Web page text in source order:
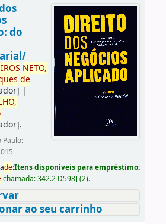
do
IROS NETO,
de
|
.
Paulo:
de:Itens disponíveis para empréstimo:
chamada:342.2 D598] (2).
ao seu carrinho